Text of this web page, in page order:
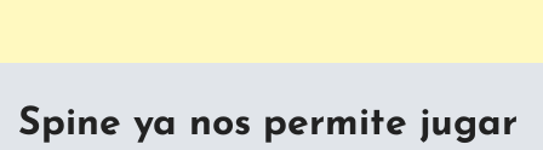
Spine ya nos permite jugar